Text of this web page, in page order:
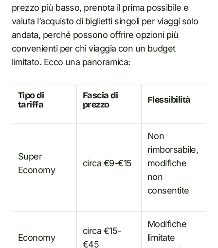
prezzo più basso, prenota il prima possibile e
valuta l’acquisto di biglietti singoli per viaggi solo
andata, perché possono offrire opzioni più
convenienti per chi viaggia con un budget
limitato. Ecco una panoramica:
Tipo di
tariffa
Fascia di
prezzo
Flessibilità
Super
Economy
circa €9-€15
Non
rimborsabile,
modifiche
non
consentite
Economy
circa €15-
€45
Modifiche
limitate